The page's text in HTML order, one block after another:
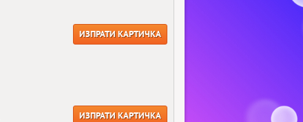
ИЗПРАТИ КАРТИЧКА
ИЗПРАТИ КАРТИЧКА